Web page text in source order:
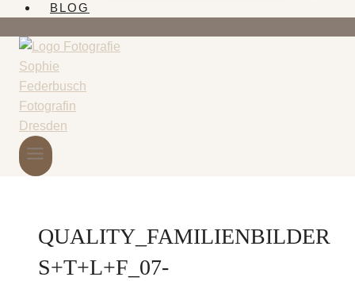
BLOG
QUALITY_FAMILIENBILDER
S+T+L+F_07-